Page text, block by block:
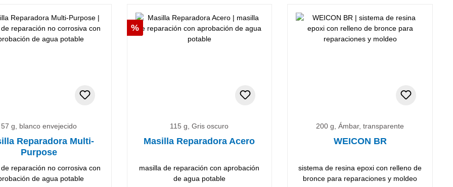
57 g, blanco envejecido
Reparadora Multi-
Purpose
reparación no corrosiva con
de agua potable
Descuento
%
115 g, Gris oscuro
Masilla Reparadora Acero
masilla de reparación con aprobación
de agua potable
200 g, Ámbar, transparente
WEICON BR
sistema de resina epoxi con relleno de
bronce para reparaciones y moldeo